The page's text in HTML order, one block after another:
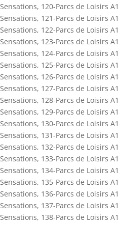
Sensations, 120-Parcs de Loisirs A1
Sensations, 121-Parcs de Loisirs A1
Sensations, 122-Parcs de Loisirs A1
Sensations, 123-Parcs de Loisirs A1
Sensations, 124-Parcs de Loisirs A1
Sensations, 125-Parcs de Loisirs A1
Sensations, 126-Parcs de Loisirs A1
Sensations, 127-Parcs de Loisirs A1
Sensations, 128-Parcs de Loisirs A1
Sensations, 129-Parcs de Loisirs A1
Sensations, 130-Parcs de Loisirs A1
Sensations, 131-Parcs de Loisirs A1
Sensations, 132-Parcs de Loisirs A1
Sensations, 133-Parcs de Loisirs A1
Sensations, 134-Parcs de Loisirs A1
Sensations, 135-Parcs de Loisirs A1
Sensations, 136-Parcs de Loisirs A1
Sensations, 137-Parcs de Loisirs A1
Sensations, 138-Parcs de Loisirs A1